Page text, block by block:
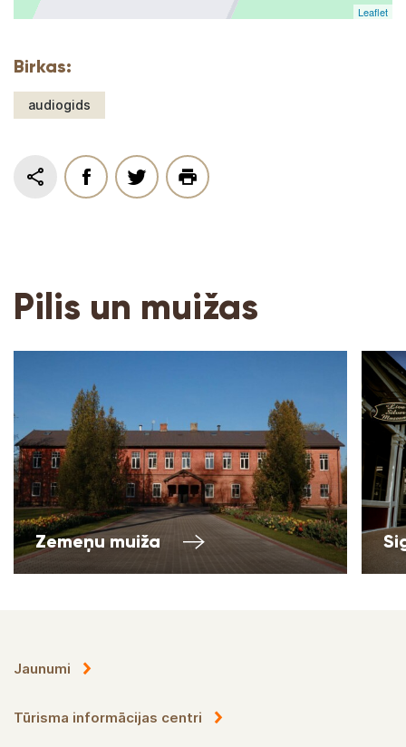
Leaflet
Birkas:
audiogids
Pilis un muižas
Zemeņu muiža
Jaunumi
Tūrisma informācijas centri